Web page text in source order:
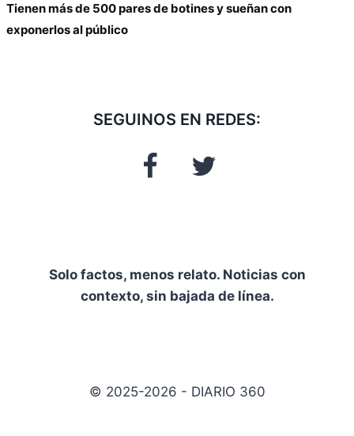
Tienen más de 500 pares de botines y sueñan con
exponerlos al público
SEGUINOS EN REDES:
Solo factos, menos relato. Noticias con
contexto, sin bajada de línea.
© 2025-2026 - DIARIO 360